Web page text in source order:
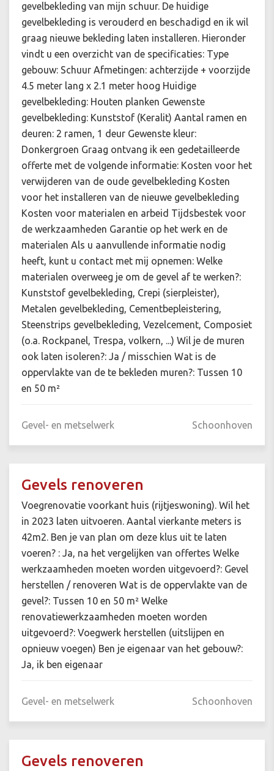
gevelbekleding van mijn schuur. De huidige
gevelbekleding is verouderd en beschadigd en ik wil
graag nieuwe bekleding laten installeren. Hieronder
vindt u een overzicht van de specificaties: Type
gebouw: Schuur Afmetingen: achterzijde + voorzijde
4.5 meter lang x 2.1 meter hoog Huidige
gevelbekleding: Houten planken Gewenste
gevelbekleding: Kunststof (Keralit) Aantal ramen en
deuren: 2 ramen, 1 deur Gewenste kleur:
Donkergroen Graag ontvang ik een gedetailleerde
offerte met de volgende informatie: Kosten voor het
verwijderen van de oude gevelbekleding Kosten
voor het installeren van de nieuwe gevelbekleding
Kosten voor materialen en arbeid Tijdsbestek voor
de werkzaamheden Garantie op het werk en de
materialen Als u aanvullende informatie nodig
heeft, kunt u contact met mij opnemen: Welke
materialen overweeg je om de gevel af te werken?:
Kunststof gevelbekleding, Crepi (sierpleister),
Metalen gevelbekleding, Cementbepleistering,
Steenstrips gevelbekleding, Vezelcement, Composiet
(o.a. Rockpanel, Trespa, volkern, ...) Wil je de muren
ook laten isoleren?: Ja / misschien Wat is de
oppervlakte van de te bekleden muren?: Tussen 10
en 50 m²
Gevel- en metselwerk Schoonhoven
Gevels renoveren
Voegrenovatie voorkant huis (rijtjeswoning). Wil het
in 2023 laten uitvoeren. Aantal vierkante meters is
42m2. Ben je van plan om deze klus uit te laten
voeren? : Ja, na het vergelijken van offertes Welke
werkzaamheden moeten worden uitgevoerd?: Gevel
herstellen / renoveren Wat is de oppervlakte van de
gevel?: Tussen 10 en 50 m² Welke
renovatiewerkzaamheden moeten worden
uitgevoerd?: Voegwerk herstellen (uitslijpen en
opnieuw voegen) Ben je eigenaar van het gebouw?:
Ja, ik ben eigenaar
Gevel- en metselwerk Schoonhoven
Gevels renoveren